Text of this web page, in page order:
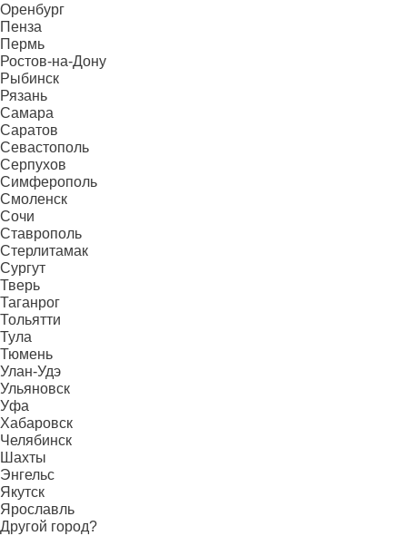
Оренбург
Пенза
Пермь
Ростов-на-Дону
Рыбинск
Рязань
Самара
Саратов
Севастополь
Серпухов
Симферополь
Смоленск
Сочи
Ставрополь
Стерлитамак
Сургут
Тверь
Таганрог
Тольятти
Тула
Тюмень
Улан-Удэ
Ульяновск
Уфа
Хабаровск
Челябинск
Шахты
Энгельс
Якутск
Ярославль
Другой город?